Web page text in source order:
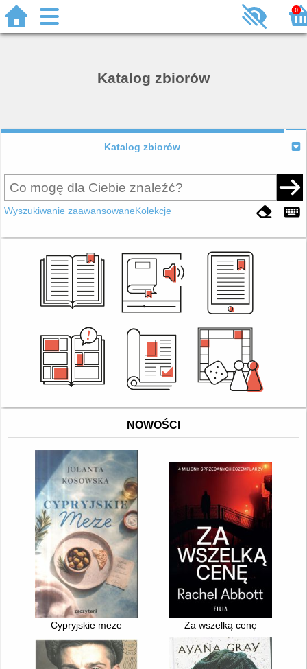
0
Katalog zbiorów
Katalog zbiorów
Wyszukiwanie zaawansowaneKolekcje
NOWOŚCI
Cypryjskie meze Za wszelką cenę